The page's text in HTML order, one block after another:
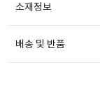
소재정보
배송 및 반품